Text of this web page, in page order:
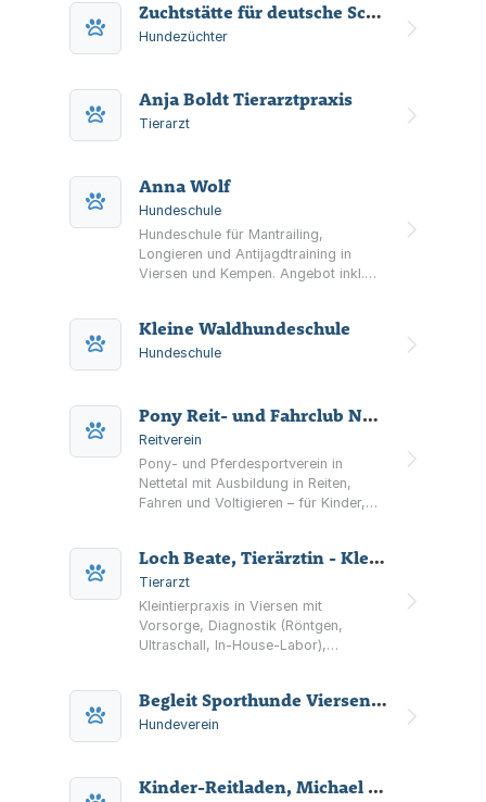
Zuchtstätte für deutsche Schäferhunde
Hundezüchter
Anja Boldt Tierarztpraxis
Tierarzt
Anna Wolf
Hundeschule
Hundeschule für Mantrailing,
Longieren und Antijagdtraining in
Viersen und Kempen. Angebot inkl.
Kaufberatung; Termine nach
Vereinbarung.
Kleine Waldhundeschule
Hundeschule
Pony Reit- und Fahrclub Nettetal 1970 e.V
Reitverein
Pony- und Pferdesportverein in
Nettetal mit Ausbildung in Reiten,
Fahren und Voltigieren – für Kinder,
Informationen zu Mitgliedschaft,
Vorstand und Terminen.
Loch Beate, Tierärztin - Kleintierpraxis
Tierarzt
Kleintierpraxis in Viersen mit
Vorsorge, Diagnostik (Röntgen,
Ultraschall, In‑House‑Labor),
der Sprechzeiten.
Begleit Sporthunde Viersener Hundefreunde (BSVH e.V.)
Hundeverein
Kinder-Reitladen, Michael Meerkötter